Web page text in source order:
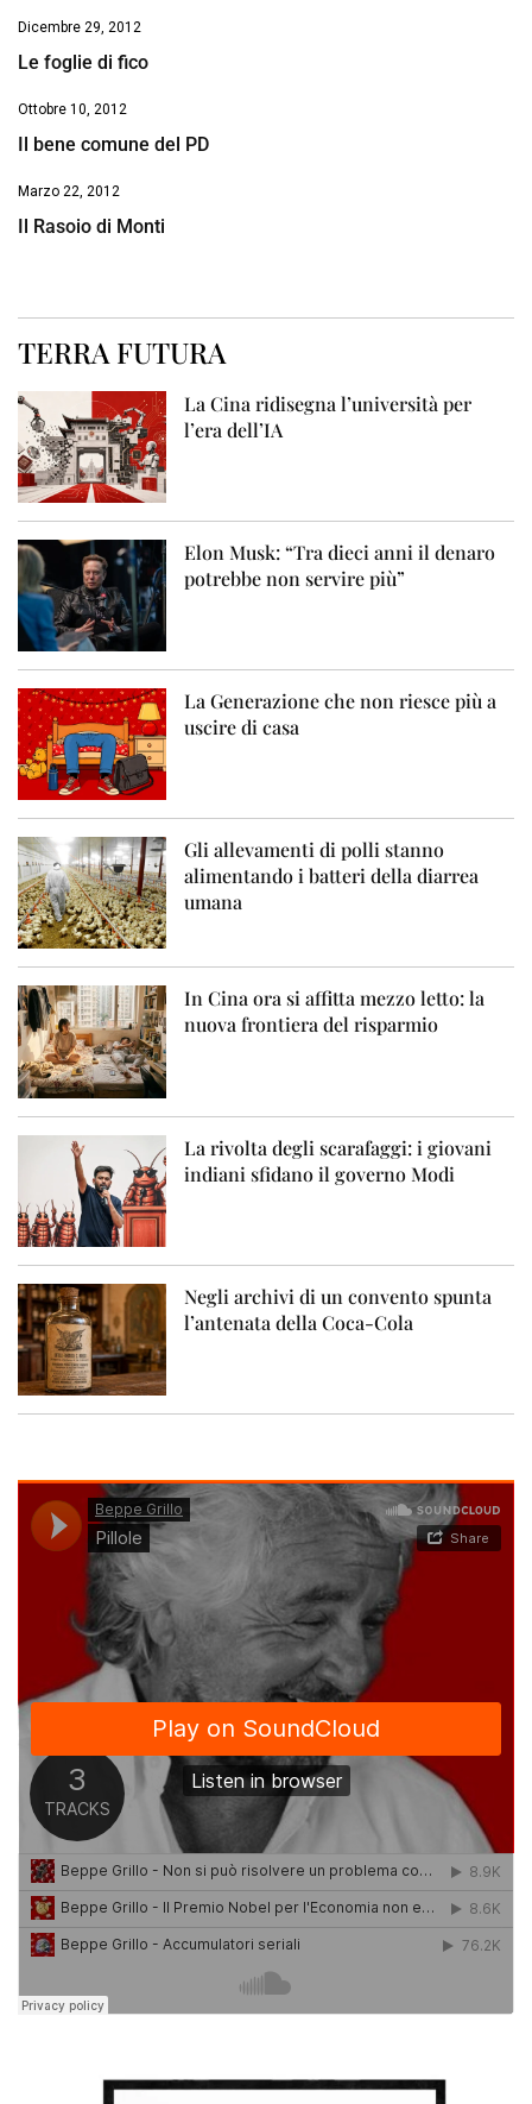
Dicembre 29, 2012
Le foglie di fico
Ottobre 10, 2012
Il bene comune del PD
Marzo 22, 2012
Il Rasoio di Monti
TERRA FUTURA
La Cina ridisegna l’università per
l’era dell’IA
Elon Musk: “Tra dieci anni il denaro
potrebbe non servire più”
La Generazione che non riesce più a
uscire di casa
Gli allevamenti di polli stanno
alimentando i batteri della diarrea
umana
In Cina ora si affitta mezzo letto: la
nuova frontiera del risparmio
La rivolta degli scarafaggi: i giovani
indiani sfidano il governo Modi
Negli archivi di un convento spunta
l’antenata della Coca-Cola